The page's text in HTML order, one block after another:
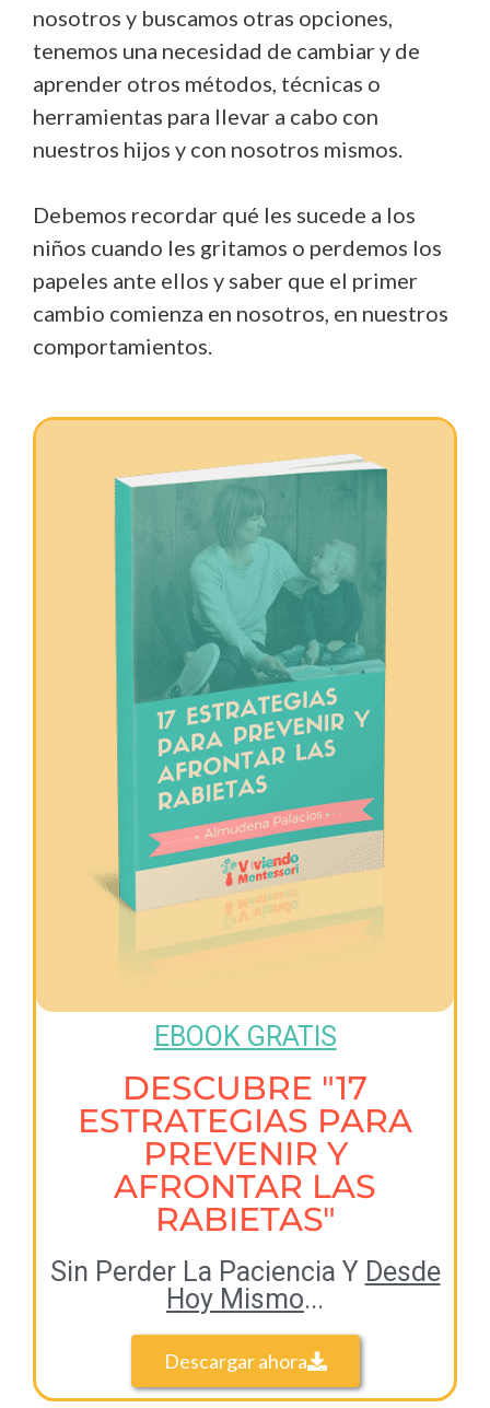
nosotros y buscamos otras opciones,
tenemos una necesidad de cambiar y de
aprender otros métodos, técnicas o
herramientas para llevar a cabo con
nuestros hijos y con nosotros mismos.
Debemos recordar qué les sucede a los
niños cuando les gritamos o perdemos los
papeles ante ellos y saber que el primer
cambio comienza en nosotros, en nuestros
comportamientos.
EBOOK GRATIS
DESCUBRE "17
ESTRATEGIAS PARA
PREVENIR Y
AFRONTAR LAS
RABIETAS"
Sin Perder La Paciencia Y Desde
Hoy Mismo...
Descargar ahora